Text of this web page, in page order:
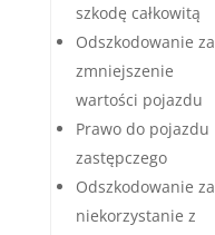
szkodę całkowitą
Odszkodowanie za
zmniejszenie
wartości pojazdu
Prawo do pojazdu
zastępczego
Odszkodowanie za
niekorzystanie z